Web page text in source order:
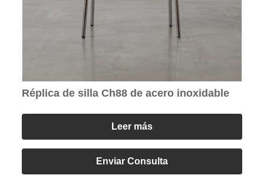
Réplica de silla Ch88 de acero inoxidable
Leer más
Enviar Consulta